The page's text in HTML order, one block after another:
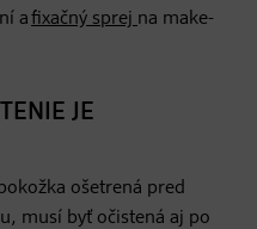
afixačný sprej na make-
JE
ošetrená pred
musí byť očistená aj po